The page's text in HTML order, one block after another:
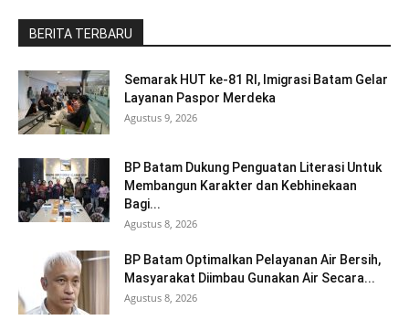
BERITA TERBARU
Semarak HUT ke-81 RI, Imigrasi Batam Gelar
Layanan Paspor Merdeka
Agustus 9, 2026
BP Batam Dukung Penguatan Literasi Untuk
Membangun Karakter dan Kebhinekaan
Bagi...
Agustus 8, 2026
BP Batam Optimalkan Pelayanan Air Bersih,
Masyarakat Diimbau Gunakan Air Secara...
Agustus 8, 2026